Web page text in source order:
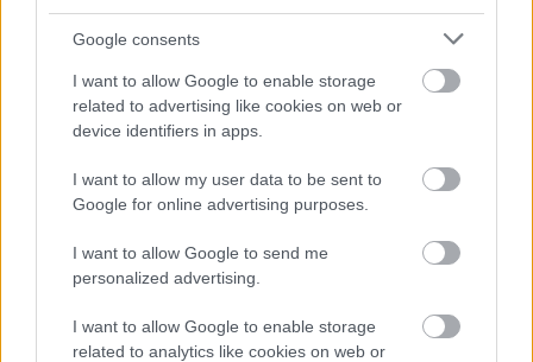
Google consents
I want to allow Google to enable storage
related to advertising like cookies on web or
device identifiers in apps.
I want to allow my user data to be sent to
Google for online advertising purposes.
I want to allow Google to send me
personalized advertising.
I want to allow Google to enable storage
related to analytics like cookies on web or
Kicsinosított honlapok
2012. március 21.